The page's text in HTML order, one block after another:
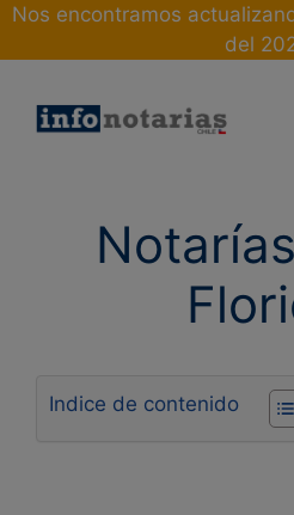
Skip
Nos encontramos
del
Indice de contenido